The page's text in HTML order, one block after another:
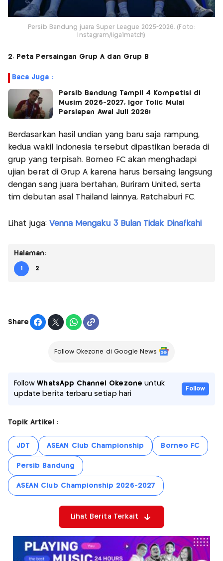
Persib Bandung juara Super League 2025-2026. (Foto:
Instagram/liga1match)
2. Peta Persaingan Grup A dan Grup B
Baca Juga :
Persib Bandung Tampil 4 Kompetisi di
Musim 2026-2027, Igor Tolic Mulai
Persiapan Awal Juli 2026!
Berdasarkan hasil undian yang baru saja rampung,
kedua wakil Indonesia tersebut dipastikan berada di
grup yang terpisah. Borneo FC akan menghadapi
ujian berat di Grup A karena harus bersaing langsung
dengan sang juara bertahan, Buriram United, serta
tim debutan asal Thailand lainnya, Ratchaburi FC.
Lihat juga: Venna Mengaku 3 Bulan Tidak Dinafkahi
Halaman:
1 2
Share
Follow Okezone di Google News
FollowWhatsApp Channel Okezone untuk
update berita terbaru setiap hari
Follow
Topik Artikel :
JDT ASEAN Club Championship Borneo FC
Persib Bandung
ASEAN Club Championship 2026-2027
Lihat Berita Terkait